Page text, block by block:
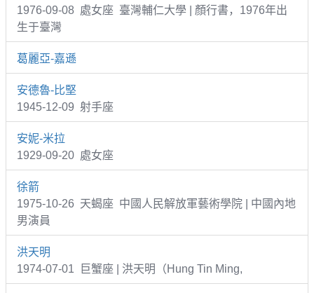
1976-09-08 處女座 臺灣輔仁大學 | 顏行書，1976年出
生于臺灣
葛麗亞-嘉遜
安德魯-比堅
1945-12-09 射手座
安妮-米拉
1929-09-20 處女座
徐箭
1975-10-26 天蝎座 中國人民解放軍藝術學院 | 中國內地
男演員
洪天明
1974-07-01 巨蟹座 | 洪天明（Hung Tin Ming,